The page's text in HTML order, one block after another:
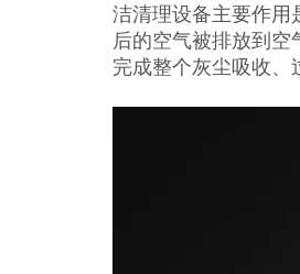
洁清理设备主要作用
后的空气被排放到空
完成整个灰尘吸收、